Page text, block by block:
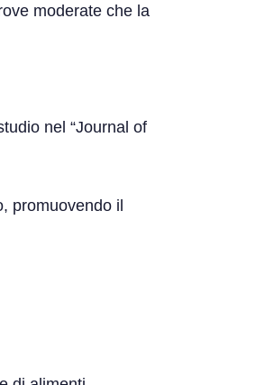
moderate che la
nel “Journal of
promuovendo il